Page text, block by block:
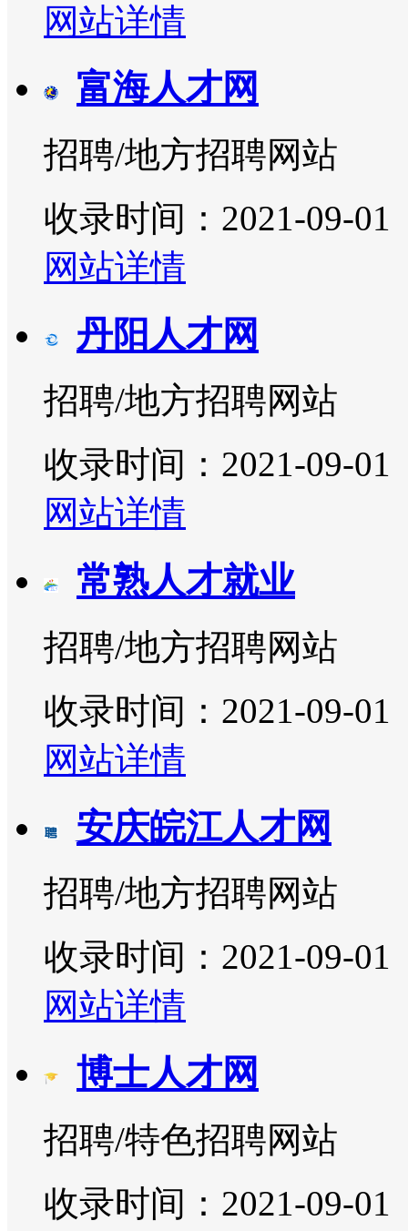
网站详情
富海人才网
招聘/地方招聘网站
收录时间：2021-09-01
网站详情
丹阳人才网
招聘/地方招聘网站
收录时间：2021-09-01
网站详情
常熟人才就业
招聘/地方招聘网站
收录时间：2021-09-01
网站详情
安庆皖江人才网
招聘/地方招聘网站
收录时间：2021-09-01
网站详情
博士人才网
招聘/特色招聘网站
收录时间：2021-09-01